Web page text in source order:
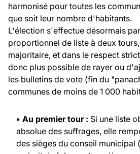
harmonisé pour toutes les
que soit leur nombre d'habitants.
L'élection s'effectue désormais
proportionnel de liste à deux
majoritaire, et dans le respect
donc plus possible de rayer ou
les bulletins de vote (fin du
communes de moins de 1 000
• Au premier tour : Si une liste
absolue des suffrages, elle
des sièges du conseil municipal